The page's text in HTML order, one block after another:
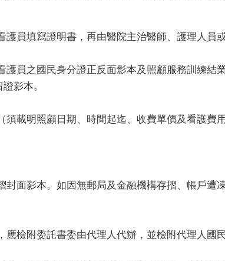
員填寫證明書，再由醫院主治醫師、護理人員
護員之國民身分證正反面影本及照顧服務訓練結
影本。
載明照顧日期、時間起迄、收費單價及看護費用
面影本。如因無郵局及金融機構存摺、帳戶遭
檢附委託書委由代理人代辦，並檢附代理人國